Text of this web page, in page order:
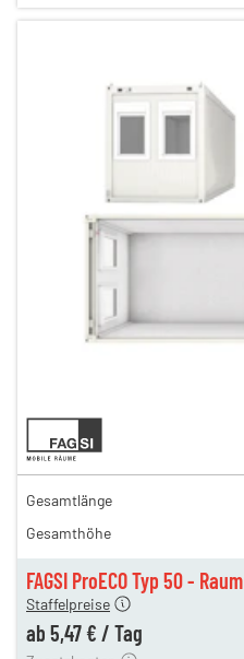
FAGSI ProECO Typ 50 - Raum
10,31 €
10,31 €
9,24 €
6,74 €
5,64 €
Staffelpreise
ab 5,47 € / Tag
180,00 €
110,00 €
Gesamtlänge
Gesamthöhe